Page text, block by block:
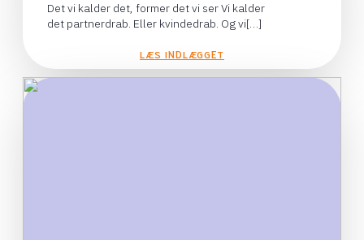
Det vi kalder det, former det vi ser Vi kalder
det partnerdrab. Eller kvindedrab. Og vi[…]
LÆS INDLÆGGET